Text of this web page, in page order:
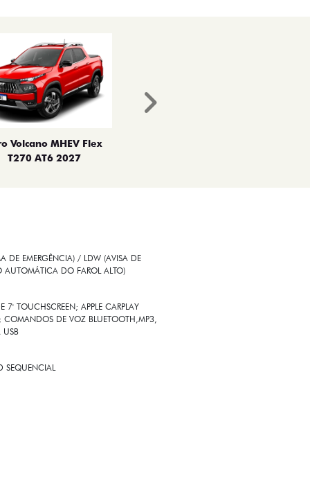
Volcano MHEV Flex
T270 AT6 2027
Próximo
DE EMERGÊNCIA) / LDW (AVISA DE
DO FAROL ALTO)
7' TOUCHSCREEN; APPLE CARPLAY
COMANDOS DE VOZ BLUETOOTH,MP3,
USB
SEQUENCIAL